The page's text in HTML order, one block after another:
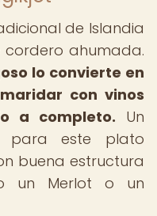
de Islandia
cordero ahumada.
lo convierte en
con vinos
a completo. Un
para este plato
buena estructura
un Merlot o un